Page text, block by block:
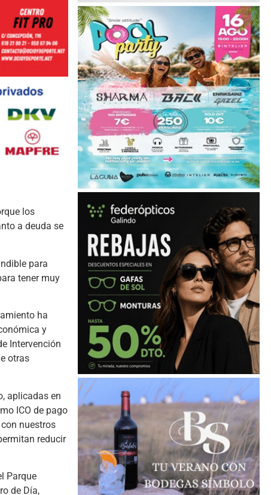
los
a deuda se
para
tener muy
ha
y
Intervención
otras
aplicadas en
ICO de pago
nuestros
reducir
Parque
de Día,